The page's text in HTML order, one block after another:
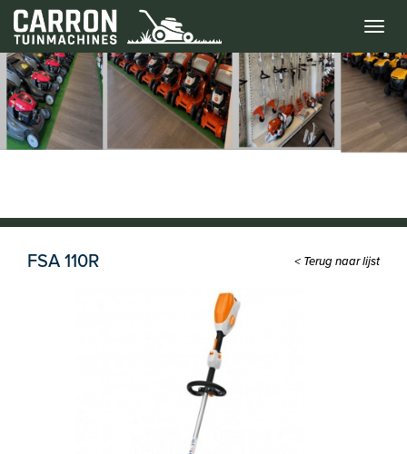
Menu
FSA 110R < Terug naar lijst